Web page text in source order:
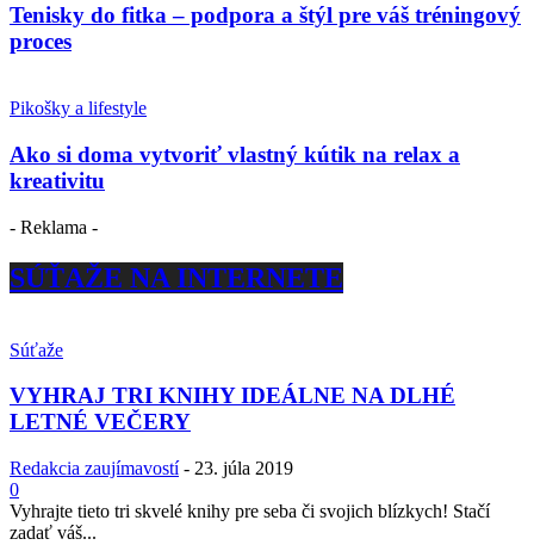
Tenisky do fitka – podpora a štýl pre váš tréningový
proces
Pikošky a lifestyle
Ako si doma vytvoriť vlastný kútik na relax a
kreativitu
- Reklama -
SÚŤAŽE NA INTERNETE
Súťaže
VYHRAJ TRI KNIHY IDEÁLNE NA DLHÉ
LETNÉ VEČERY
Redakcia zaujímavostí - 23. júla 2019
0
Vyhrajte tieto tri skvelé knihy pre seba či svojich blízkych! Stačí
zadať váš...